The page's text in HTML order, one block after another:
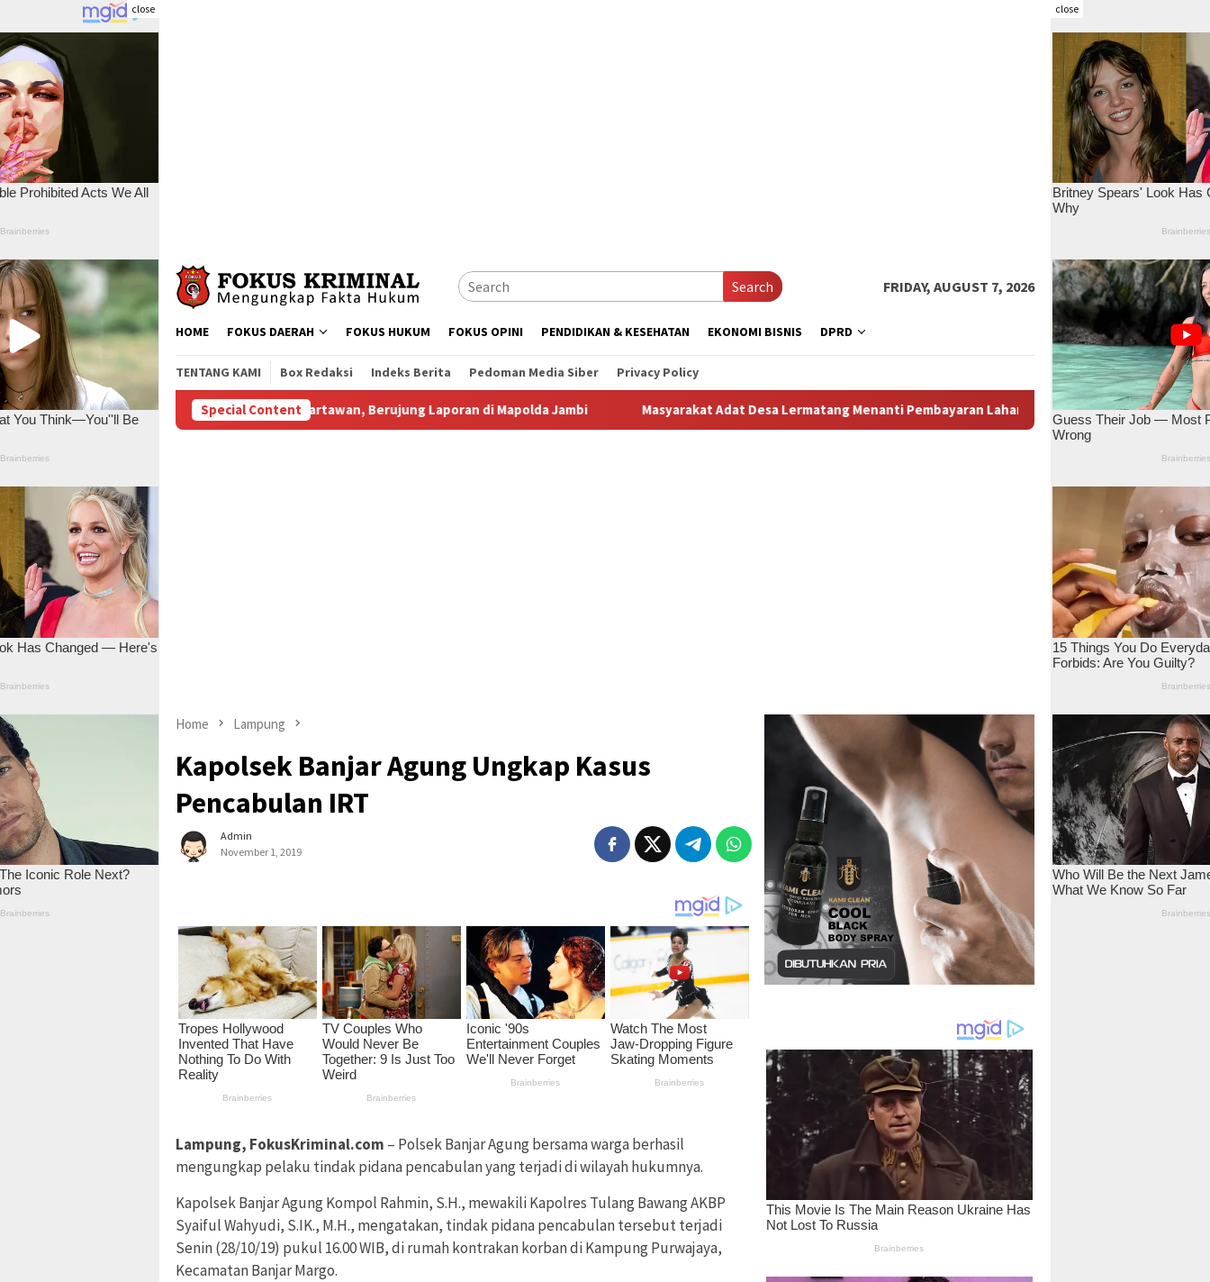
close close
Search FRIDAY, AUGUST 7, 2026
HOME FOKUS DAERAH FOKUS HUKUM FOKUS OPINI PENDIDIKAN & KESEHATAN EKONOMI BISNIS DPRD
TENTANG KAMI Box Redaksi Indeks Berita Pedoman Media Siber Privacy Policy
Special Content
Subsidi Aniaya Wartawan, Berujung Laporan di Mapolda Jambi Masyarakat Adat Desa Lermatang Menanti Pembayaran Lahan: Antara Dugaan Konspirasi dan Bayang-Bayang “Makelar
Home Lampung
Kapolsek Banjar Agung Ungkap Kasus
Pencabulan IRT
Admin
November 1, 2019
Lampung, FokusKriminal.com – Polsek Banjar Agung bersama warga berhasil
mengungkap pelaku tindak pidana pencabulan yang terjadi di wilayah hukumnya.
Kapolsek Banjar Agung Kompol Rahmin, S.H., mewakili Kapolres Tulang Bawang AKBP
Syaiful Wahyudi, S.IK., M.H., mengatakan, tindak pidana pencabulan tersebut terjadi
Senin (28/10/19) pukul 16.00 WIB, di rumah kontrakan korban di Kampung Purwajaya,
Kecamatan Banjar Margo.